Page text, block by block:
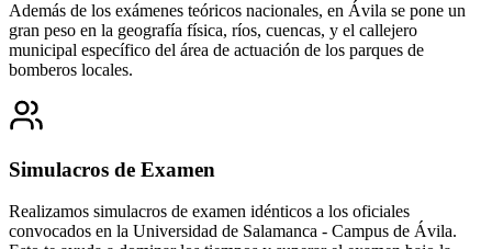
Además de los exámenes teóricos nacionales, en Ávila se pone un
gran peso en la geografía física, ríos, cuencas, y el callejero
municipal específico del área de actuación de los parques de
bomberos locales.
Simulacros de Examen
Realizamos simulacros de examen idénticos a los oficiales
convocados en la Universidad de Salamanca - Campus de Ávila.